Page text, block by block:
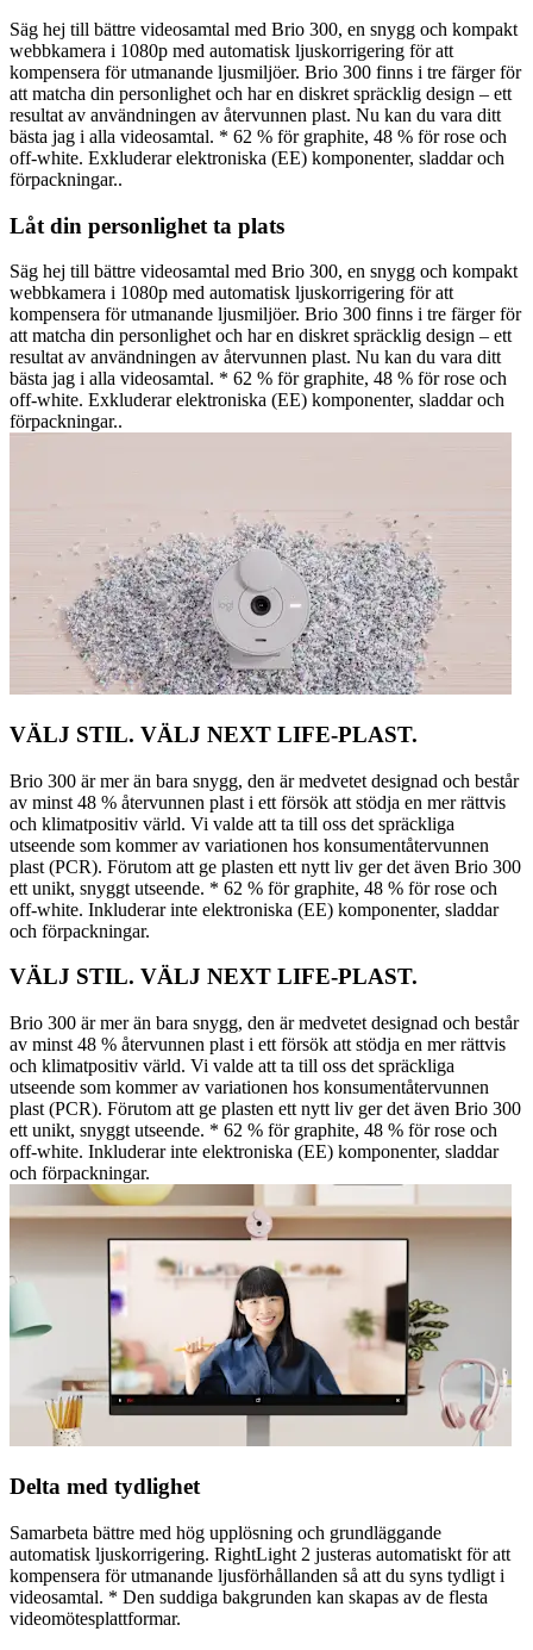
Säg hej till bättre videosamtal med Brio 300, en snygg och kompakt
webbkamera i 1080p med automatisk ljuskorrigering för att
kompensera för utmanande ljusmiljöer. Brio 300 finns i tre färger för
att matcha din personlighet och har en diskret spräcklig design – ett
resultat av användningen av återvunnen plast. Nu kan du vara ditt
bästa jag i alla videosamtal. * 62 % för graphite, 48 % för rose och
off-white. Exkluderar elektroniska (EE) komponenter, sladdar och
förpackningar..
Låt din personlighet ta plats
Säg hej till bättre videosamtal med Brio 300, en snygg och kompakt
webbkamera i 1080p med automatisk ljuskorrigering för att
kompensera för utmanande ljusmiljöer. Brio 300 finns i tre färger för
att matcha din personlighet och har en diskret spräcklig design – ett
resultat av användningen av återvunnen plast. Nu kan du vara ditt
bästa jag i alla videosamtal. * 62 % för graphite, 48 % för rose och
off-white. Exkluderar elektroniska (EE) komponenter, sladdar och
förpackningar..
VÄLJ STIL. VÄLJ NEXT LIFE-PLAST.
Brio 300 är mer än bara snygg, den är medvetet designad och består
av minst 48 % återvunnen plast i ett försök att stödja en mer rättvis
och klimatpositiv värld. Vi valde att ta till oss det spräckliga
utseende som kommer av variationen hos konsumentåtervunnen
plast (PCR). Förutom att ge plasten ett nytt liv ger det även Brio 300
ett unikt, snyggt utseende. * 62 % för graphite, 48 % för rose och
off-white. Inkluderar inte elektroniska (EE) komponenter, sladdar
och förpackningar.
VÄLJ STIL. VÄLJ NEXT LIFE-PLAST.
Brio 300 är mer än bara snygg, den är medvetet designad och består
av minst 48 % återvunnen plast i ett försök att stödja en mer rättvis
och klimatpositiv värld. Vi valde att ta till oss det spräckliga
utseende som kommer av variationen hos konsumentåtervunnen
plast (PCR). Förutom att ge plasten ett nytt liv ger det även Brio 300
ett unikt, snyggt utseende. * 62 % för graphite, 48 % för rose och
off-white. Inkluderar inte elektroniska (EE) komponenter, sladdar
och förpackningar.
Delta med tydlighet
Samarbeta bättre med hög upplösning och grundläggande
automatisk ljuskorrigering. RightLight 2 justeras automatiskt för att
kompensera för utmanande ljusförhållanden så att du syns tydligt i
videosamtal. * Den suddiga bakgrunden kan skapas av de flesta
videomötesplattformar.